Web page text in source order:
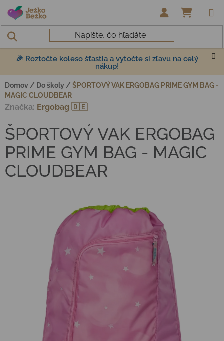
Prejsť na obsah
🎉 Roztočte koleso šťastia a vytočte si zľavu na celý
nákup!
Domov / Do školy / ŠPORTOVÝ VAK ERGOBAG PRIME GYM BAG -
MAGIC CLOUDBEAR
ŠPORTOVÝ VAK ERGOBAG
PRIME GYM BAG - MAGIC
CLOUDBEAR
Značka: Ergobag 🇩🇪